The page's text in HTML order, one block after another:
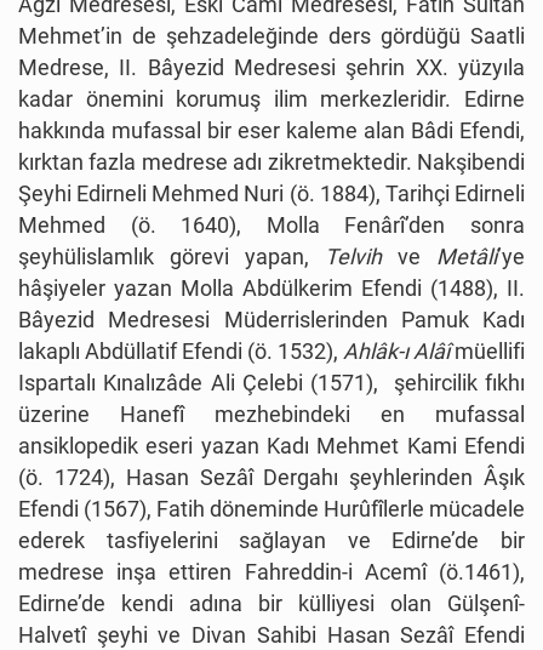
Mehmet’in de şehzadeleğinde ders gördüğü Saatli
Medrese, II. Bâyezid Medresesi şehrin XX. yüzyıla
kadar önemini korumuş ilim merkezleridir. Edirne
hakkında mufassal bir eser kaleme alan Bâdi Efendi,
kırktan fazla medrese adı zikretmektedir. Nakşibendi
Şeyhi Edirneli Mehmed Nuri (ö. 1884), Tarihçi Edirneli
Mehmed (ö. 1640), Molla Fenârî’den sonra
şeyhülislamlık görevi yapan,
Telvihve Metâli’ye
hâşiyeler yazan Molla Abdülkerim Efendi (1488), II.
Bâyezid Medresesi Müderrislerinden Pamuk Kadı
lakaplı Abdüllatif Efendi (ö. 1532), Ahlâk-ı Alâîmüellifi
Ispartalı Kınalızâde Ali Çelebi (1571), şehircilik fıkhı
üzerine Hanefî mezhebindeki en mufassal
ansiklopedik eseri yazan Kadı Mehmet Kami Efendi
(ö. 1724), Hasan Sezâî Dergahı şeyhlerinden Âşık
Efendi (1567), Fatih döneminde Hurûfîlerle mücadele
ederek tasfiyelerini sağlayan ve Edirne’de bir
medrese inşa ettiren Fahreddin-i Acemî (ö.1461),
Edirne’de kendi adına bir külliyesi olan Gülşenî-
Halvetî şeyhi ve Divan Sahibi Hasan Sezâî Efendi